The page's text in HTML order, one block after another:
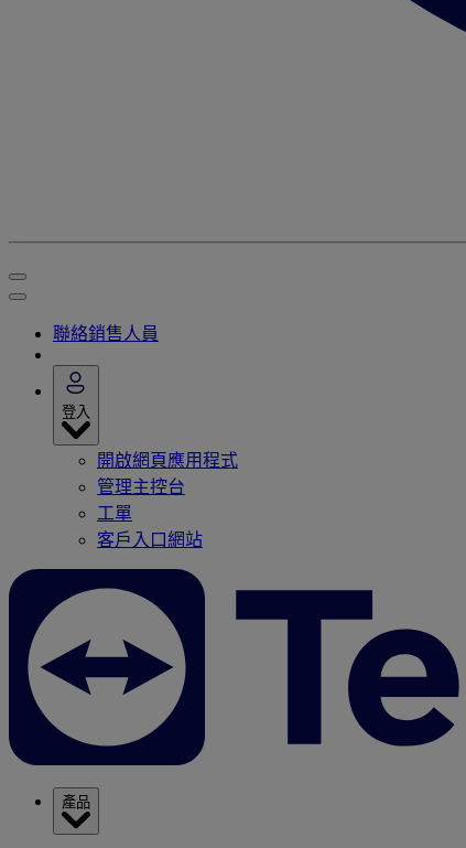
聯絡銷售人員
登入
開啟網頁應用程式
管理主控台
工單
客戶入口網站
產品